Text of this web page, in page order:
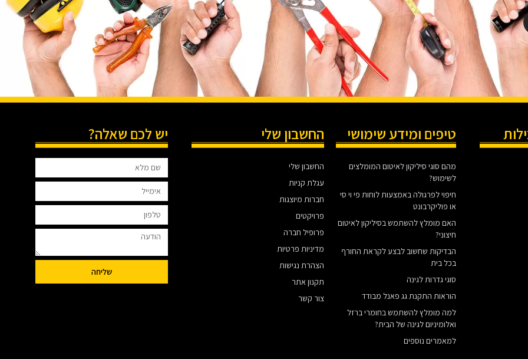
טיפים ומידע שימושי
מהם סוגי סיליקון לאיטום המומלצים
לשימוש?
חיפוי לפרגולה באמצעות לוחות פי וי סי
או פוליקרבונט
האם מומלץ להשתמש בסיליקון לאיטום
חיצוני?
הבדיקות שחשוב לבצע לקראת החורף
בכל בית
סוגי גדרות לגינה
הוראות התקנת גג פאנל מבודד
למה מומלץ להשתמש בחומרי ברזל
ואלומיניום לגינה של הבית?
למאמרים נוספים
החשבון שלי
החשבון שלי
עגלת קניות
חברות מיוצגות
פרויקטים
פרופיל חברה
מדיניות פרטיות
הצהרת נגישות
תקנון אתר
צור קשר
יש לכם שאלה?
שליחה